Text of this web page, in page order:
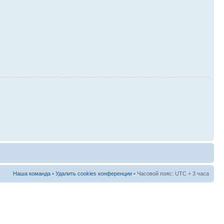
Наша команда • Удалить cookies конференции • Часовой пояс: UTC + 3 часа